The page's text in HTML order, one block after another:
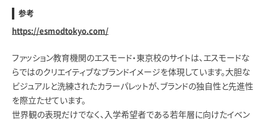
参考
https://esmodtokyo.com/
ファッション教育機関のエスモード・東京校のサイトは、エスモードな
らではのクリエイティブなブランドイメージを体現しています。大胆な
ビジュアルと洗練されたカラーパレットが、ブランドの独自性と先進性
を際立たせています。
世界観の表現だけでなく、入学希望者である若年層に向けたイベン